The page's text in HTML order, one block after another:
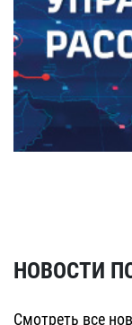
НОВОСТИ
Смотреть все